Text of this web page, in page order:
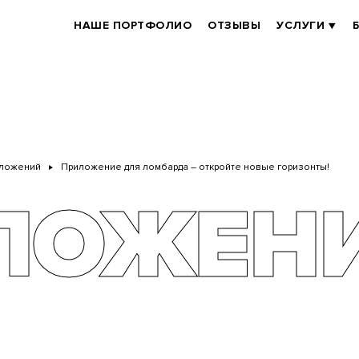
BRANDER
НАШЕ ПОРТФОЛИО ОТЗЫВЫ УСЛУГИ
Приложение для ломбарда – откройте новые горизонты!